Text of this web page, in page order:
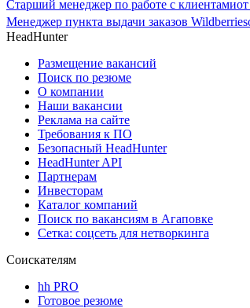
Старший менеджер по работе с клиентамиот
Менеджер пункта выдачи заказов Wildberries
HeadHunter
Размещение вакансий
Поиск по резюме
О компании
Наши вакансии
Реклама на сайте
Требования к ПО
Безопасный HeadHunter
HeadHunter API
Партнерам
Инвесторам
Каталог компаний
Поиск по вакансиям в Агаповке
Сетка: соцсеть для нетворкинга
Соискателям
hh PRO
Готовое резюме